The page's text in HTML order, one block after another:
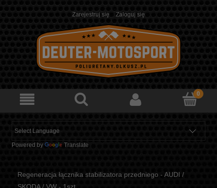
Zarejestruj się Zaloguj się
Powered by Translate
Regeneracja łącznika stabilizatora przedniego - AUDI /
SKODA / VW - 1szt.